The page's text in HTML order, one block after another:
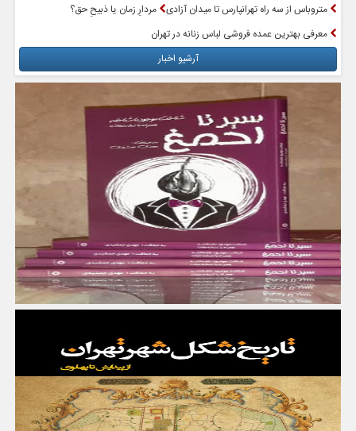
متروباس از سه راه تهرانپارس تا میدان آزادی مردارِ زمان یا ذبیحِ حق؟
معرفی بهترین عمده فروشی لباس زنانه در تهران
آرشیو اخبار